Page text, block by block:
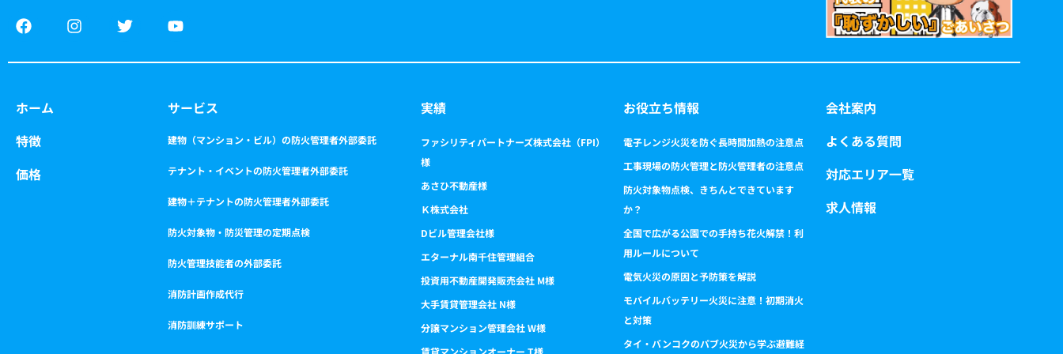
F
a
e
o
I
n
t
T
w
t
Y
o
t
e
ホーム
特徴
価格
サービス
建物（マンション・ビル）の防火管理者外部委託
テナント・イベントの防火管理者外部委託
建物＋テナントの防火管理者外部委託
防火対象物・防災管理の定期点検
防火管理技能者の外部委託
消防計画作成代行
消防訓練サポート
実績
ファシリティパートナーズ株式会社（FPI）
様
あさひ不動産様
Ｋ株式会社
Dビル管理会社様
エターナル南千住管理組合
投資用不動産開発販売会社 M様
大手賃貸管理会社 N様
分譲マンション管理会社 W様
お役立ち情報
電子レンジ火災を防ぐ長時間加熱の注意点
工事現場の防火管理と防火管理者の注意点
防火対象物点検、きちんとできています
か？
全国で広がる公園での手持ち花火解禁！利
用ルールについて
電気火災の原因と予防策を解説
モバイルバッテリー火災に注意！初期消火
と対策
タイ・バンコクのパブ火災から学ぶ避難経
会社案内
よくある質問
対応エリア一覧
求人情報